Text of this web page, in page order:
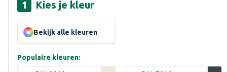
Kies je kleur
Populaire kleuren:
Bekijk alle kleuren